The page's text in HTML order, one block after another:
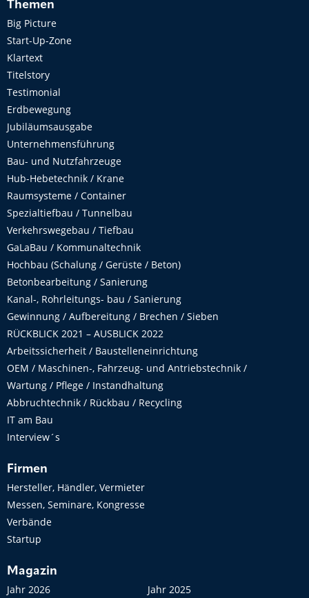
Themen
Big Picture
Start-Up-Zone
Klartext
Titelstory
Testimonial
Erdbewegung
Jubiläumsausgabe
Unternehmensführung
Bau- und Nutzfahrzeuge
Hub-Hebetechnik / Krane
Raumsysteme / Container
Spezialtiefbau / Tunnelbau
Verkehrswegebau / Tiefbau
GaLaBau / Kommunaltechnik
Hochbau (Schalung / Gerüste / Beton)
Betonbearbeitung / Sanierung
Kanal-, Rohrleitungs- bau / Sanierung
Gewinnung / Aufbereitung / Brechen / Sieben
RÜCKBLICK 2021 – AUSBLICK 2022
Arbeitssicherheit / Baustelleneinrichtung
OEM / Maschinen-, Fahrzeug- und Antriebstechnik /
Wartung / Pflege / Instandhaltung
Abbruchtechnik / Rückbau / Recycling
IT am Bau
Interview´s
Firmen
Hersteller, Händler, Vermieter
Messen, Seminare, Kongresse
Verbände
Startup
Magazin
Jahr 2026
Jahr 2025